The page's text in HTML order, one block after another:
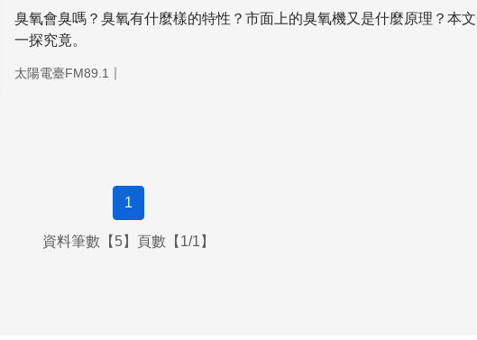
臭氧會臭嗎？臭氧有什麼樣的特性？市面上的臭氧機又是什麼原理？本
一探究竟。
太陽電臺FM89.1 ｜
1
資料筆數【5】頁數【1/1】